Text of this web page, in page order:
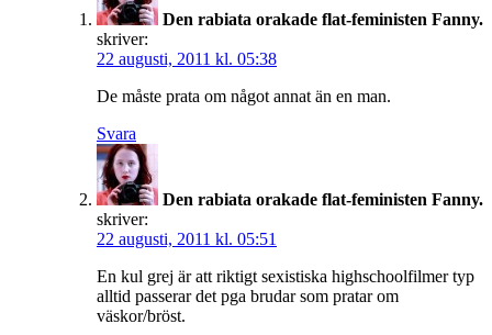
Den rabiata orakade flat-feministen Fanny.
skriver:
22 augusti, 2011 kl. 05:38
De måste prata om något annat än en man.
Svara
Den rabiata orakade flat-feministen Fanny.
skriver:
22 augusti, 2011 kl. 05:51
En kul grej är att riktigt sexistiska highschoolfilmer typ
alltid passerar det pga brudar som pratar om
väskor/bröst.